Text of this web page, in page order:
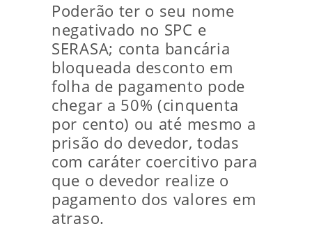
Poderão ter o seu nome
negativado no SPC e
SERASA; conta bancária
bloqueada desconto em
folha de pagamento pode
chegar a 50% (cinquenta
por cento) ou até mesmo a
prisão do devedor, todas
com caráter coercitivo para
que o devedor realize o
pagamento dos valores em
atraso.